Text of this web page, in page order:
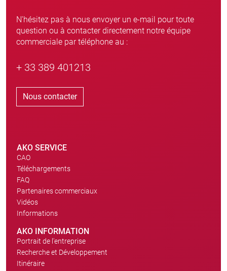
N'hésitez pas à nous envoyer un e-mail pour toute
question ou à contacter directement notre équipe
commerciale par téléphone au :
+ 33 389 401213
Nous contacter
AKO SERVICE
CAO
Téléchargements
FAQ
Partenaires commerciaux
Vidéos
Informations
AKO INFORMATION
Portrait de l'entreprise
Recherche et Développement
Itinéraire